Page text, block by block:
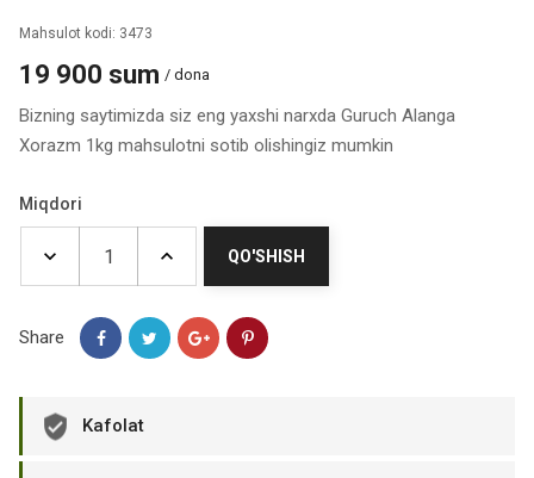
Mahsulot kodi: 3473
19 900 sum / dona
Bizning saytimizda siz eng yaxshi narxda Guruch Alanga
Xorazm 1kg mahsulotni sotib olishingiz mumkin
Miqdori
QO'SHISH
Share
Kafolat